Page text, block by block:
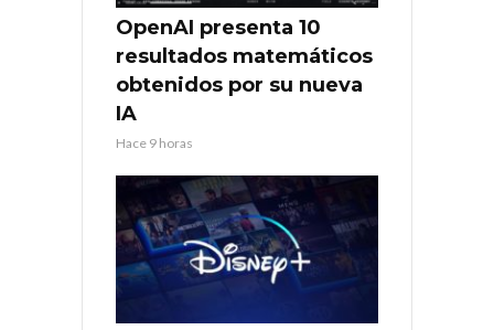
OpenAI presenta 10
resultados matemáticos
obtenidos por su nueva
IA
Hace 9 horas